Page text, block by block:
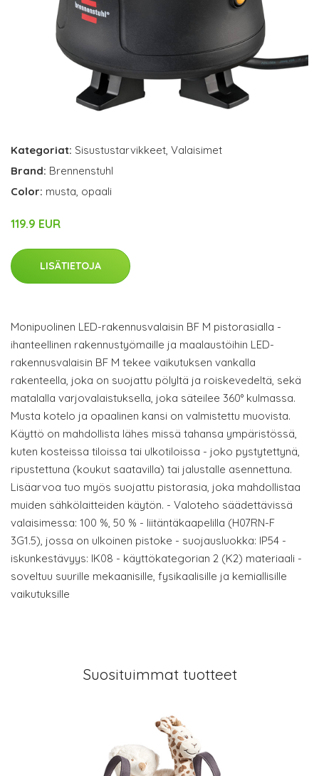
Kategoriat: Sisustustarvikkeet, Valaisimet
Brand: Brennenstuhl
Color: musta, opaali
119.9 EUR
LISÄTIETOJA
Monipuolinen LED-rakennusvalaisin BF M pistorasialla -
ihanteellinen rakennustyömaille ja maalaustöihin LED-
rakennusvalaisin BF M tekee vaikutuksen vankalla
rakenteella, joka on suojattu pölyltä ja roiskevedeltä, sekä
matalalla varjovalaistuksella, joka säteilee 360° kulmassa.
Musta kotelo ja opaalinen kansi on valmistettu muovista.
Käyttö on mahdollista lähes missä tahansa ympäristössä,
kuten kosteissa tiloissa tai ulkotiloissa - joko pystytettynä,
ripustettuna (koukut saatavilla) tai jalustalle asennettuna.
Lisäarvoa tuo myös suojattu pistorasia, joka mahdollistaa
muiden sähkölaitteiden käytön. - Valoteho säädettävissä
valaisimessa: 100 %, 50 % - liitäntäkaapelilla (H07RN-F
3G1.5), jossa on ulkoinen pistoke - suojausluokka: IP54 -
iskunkestävyys: IK08 - käyttökategorian 2 (K2) materiaali -
soveltuu suurille mekaanisille, fysikaalisille ja kemiallisille
vaikutuksille
Suosituimmat tuotteet